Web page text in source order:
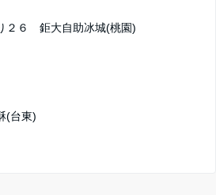
２６ 鉅大自助冰城(桃園)
(台東)